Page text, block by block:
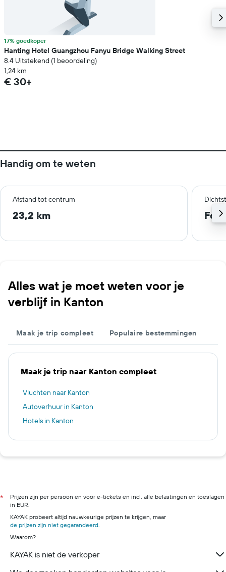
17% goedkoper
Hanting Hotel Guangzhou Fanyu Bridge Walking Street
8.4 Uitstekend (1 beoordeling)
1,24 km
€ 30+
Handig om te weten
Afstand tot centrum
23,2 km
Alles wat je moet weten voor je
verblijf in Kanton
Maak je trip compleet Populaire bestemmingen
Maak je trip naar Kanton compleet
Vluchten naar Kanton
Autoverhuur in Kanton
Hotels in Kanton
*
Prijzen zijn per persoon en voor e-tickets en incl. alle belastingen en toeslagen
in EUR.
KAYAK probeert altijd nauwkeurige prijzen te krijgen, maar
de prijzen zijn niet gegarandeerd.
Waarom?
KAYAK is niet de verkoper